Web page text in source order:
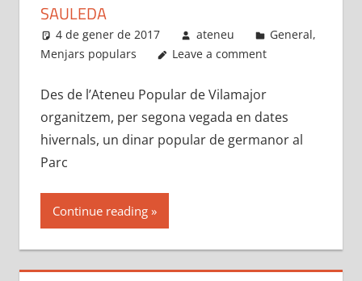
SAULEDA
4 de gener de 2017 ateneu General,
Menjars populars
Leave a comment
Des de l’Ateneu Popular de Vilamajor
organitzem, per segona vegada en dates
hivernals, un dinar popular de germanor al
Parc
Continue reading